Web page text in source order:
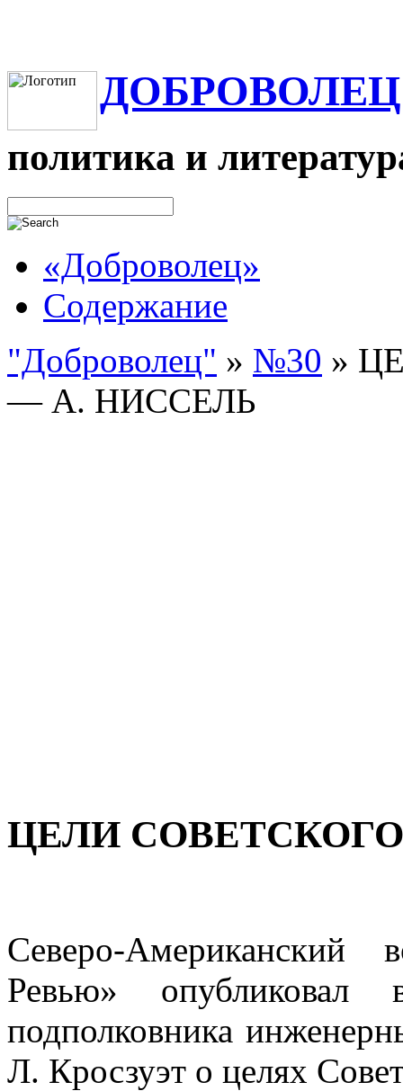
ДОБРОВОЛЕЦ
политика и
«Доброволец»
Содержание
"Доброволец" » №30 »
— А. НИССЕЛЬ
ЦЕЛИ
Северо-
Ревью»
подполковника
Л. Кросзуэт о целях